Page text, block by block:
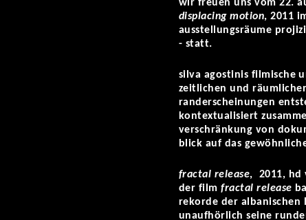
wir freuen uns vom 22.
displacing motion, 2011
ausstellungsräume
- statt.
silva agostinis filmische
zeitlichen und
randerscheinungen
kontextualisiert
verschränkung von
blick auf das
fractal release, 2011, hd
der filmfractal release
rekorde der
unaufhörlich seine